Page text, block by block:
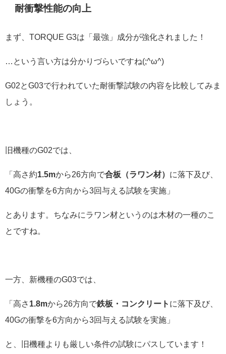
耐衝撃性能の向上
まず、TORQUE G3は「最強」成分が強化されました！
…という言い方は分かりづらいですね(;^ω^)
G02とG03で行われていた耐衝撃試験の内容を比較してみま
しょう。
旧機種のG02では、
「高さ約1.5mから26方向で合板（ラワン材） に落下及び、
40Gの衝撃を6方向から3回与える試験を実施」
とあります。ちなみにラワン材というのは木材の一種のこ
とですね。
一方、新機種のG03では、
「高さ 1.8mから26方向で鉄板・コンクリート に落下及び、
40Gの衝撃を6方向から3回与える試験を実施」
と、旧機種よりも厳しい条件の試験にパスしています！